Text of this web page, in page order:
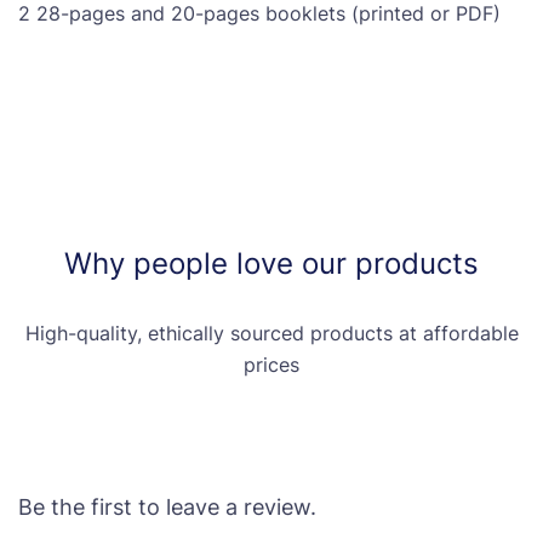
2 28-pages and 20-pages booklets (printed or PDF)
Why people love our products
High-quality, ethically sourced products at affordable
prices
Be the first to leave a review.